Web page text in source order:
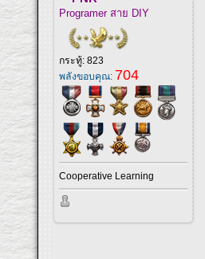
Programer สาย DIY
กระทู้: 823
พลังขอบคุณ: 704
Cooperative Learning